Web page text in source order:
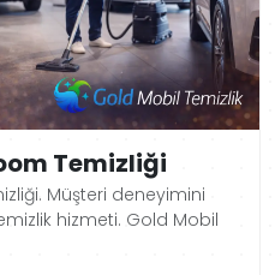
Temizliği
Müşteri deneyimini
hizmeti. Gold Mobil